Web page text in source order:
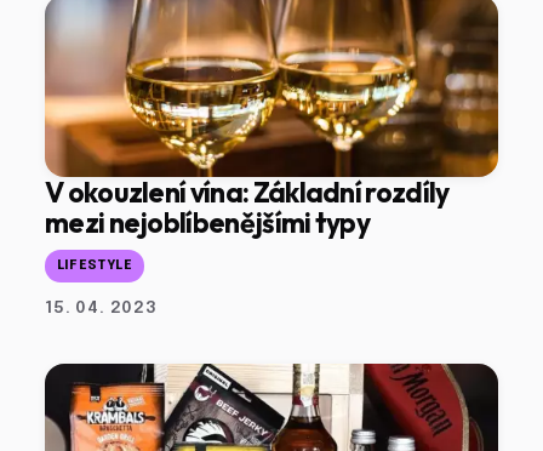
V okouzlení vína: Základní rozdíly
mezi nejoblíbenějšími typy
LIFESTYLE
15. 04. 2023